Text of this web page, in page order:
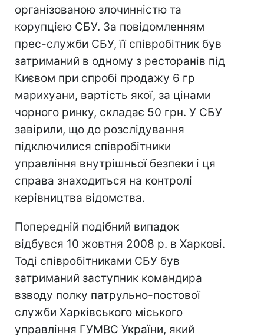
організованою злочинністю та
корупцією СБУ. За повідомленням
прес-служби СБУ, її співробітник був
затриманий в одному з ресторанів під
Києвом при спробі продажу 6 гр
марихуани, вартість якої, за цінами
чорного ринку, складає 50 грн. У СБУ
завірили, що до розслідування
підключилися співробітники
управління внутрішньої безпеки і ця
справа знаходиться на контролі
керівництва відомства.
Попередній подібний випадок
відбувся 10 жовтня 2008 р. в Харкові.
Тоді співробітниками СБУ був
затриманий заступник командира
взводу полку патрульно-постової
служби Харківського міського
управління ГУМВС України, який